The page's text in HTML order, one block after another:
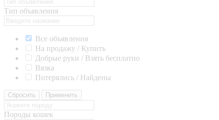
Тип объявления
Все объявления
На продажу / Купить
Добрые руки / Взять бесплатно
Вязка
Потерялись / Найдены
Сбросить Применить
Породы кошек